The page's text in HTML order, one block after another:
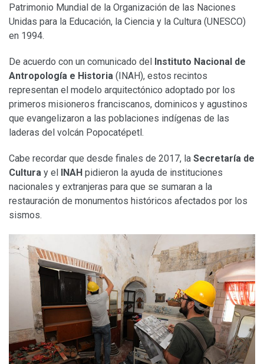
Patrimonio Mundial de la Organización de las Naciones
Unidas para la Educación, la Ciencia y la Cultura (UNESCO)
en 1994.
De acuerdo con un comunicado del
Instituto Nacional de
Antropología e Historia (INAH), estos recintos
representan el modelo arquitectónico adoptado por los
primeros misioneros franciscanos, dominicos y agustinos
que evangelizaron a las poblaciones indígenas de las
laderas del volcán Popocatépetl.
Cabe recordar que desde finales de 2017, la Secretaría de
Cultura y el INAH pidieron la ayuda de instituciones
nacionales y extranjeras para que se sumaran a la
restauración de monumentos históricos afectados por los
sismos.